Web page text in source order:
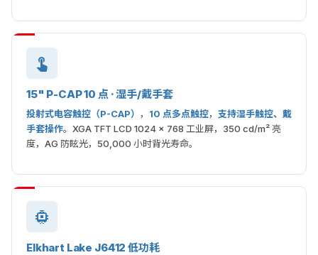
15" P-CAP 10 点 · 湿手/戴手套
投射式电容触控（P-CAP） ， 10 点多点触控， 支持湿手触控、戴
手套操作。XGA TFT LCD 1024 × 768 工业屏，350 cd/m² 亮
度，AG 防眩光，50,000 小时背光寿命。
Elkhart Lake J6412 低功耗